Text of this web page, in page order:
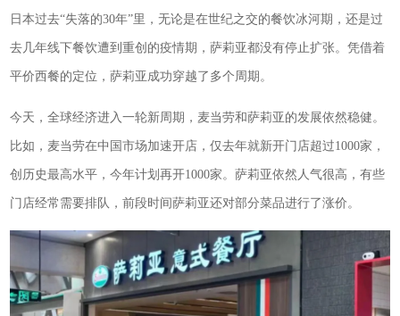
日本过去“失落的30年”里，无论是在世纪之交的餐饮冰河期，还是过
去几年线下餐饮遭到重创的疫情期，萨莉亚都没有停止扩张。凭借着
平价西餐的定位，萨莉亚成功穿越了多个周期。
今天，全球经济进入一轮新周期，麦当劳和萨莉亚的发展依然稳健。
比如，麦当劳在中国市场加速开店，仅去年就新开门店超过1000家，
创历史最高水平，今年计划再开1000家。萨莉亚依然人气很高，有些
门店经常需要排队，前段时间萨莉亚还对部分菜品进行了涨价。